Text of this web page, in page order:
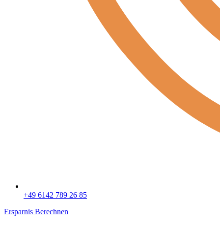
+49 6142 789 26 85
Ersparnis Berechnen